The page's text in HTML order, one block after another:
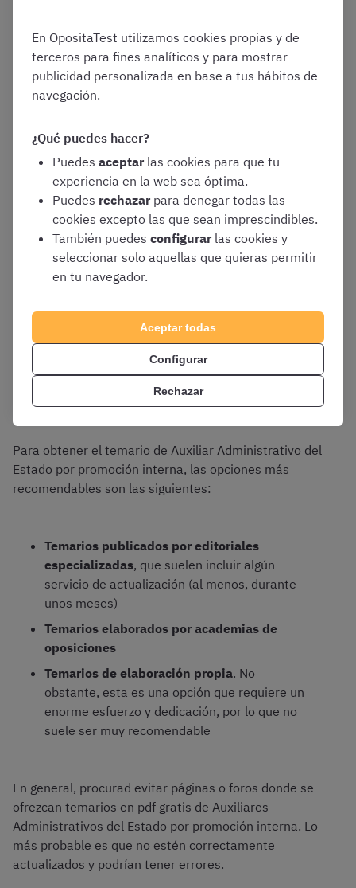
oposición, fijaos en los siguientes aspectos:
Actualización
conforme a la convocatoria en vigor
Extensión: debe ser suficiente como para
conseguir un resultado óptimo en los
exámenes, pero prescindir de contenidos
superfluos que entorpezcan la memorización
Claridad y calidad: cuanto más clara y
precisa sea la redacción del temario, más
sencillo os resultará estudiarlo
¿Dónde conseguir el temario de
Auxiliar Administrativo del Estado
por Promoción Interna?
Para obtener el temario de Auxiliar Administrativo del
Estado por promoción interna, las opciones más
recomendables son las siguientes:
Temarios publicados por editoriales
especializadas, que suelen incluir algún
servicio de actualización (al menos, durante
unos meses)
Temarios elaborados por academias de
oposiciones
Temarios de elaboración propia. No
obstante, esta es una opción que requiere un
enorme esfuerzo y dedicación, por lo que no
suele ser muy recomendable
En general, procurad evitar páginas o foros donde se
ofrezcan temarios en pdf gratis de Auxiliares
Administrativos del Estado por promoción interna. Lo
más probable es que no estén correctamente
actualizados y podrían tener errores.
En OpositaTest utilizamos cookies propias y de
terceros para fines analíticos y para mostrar
publicidad personalizada en base a tus hábitos de
navegación.
¿Qué puedes hacer?
Puedes aceptar las cookies para que tu
experiencia en la web sea óptima.
Puedes rechazar para denegar todas las
cookies excepto las que sean imprescindibles.
También puedes configurar las cookies y
seleccionar solo aquellas que quieras permitir
en tu navegador.
Aceptar todas
Configurar
Rechazar